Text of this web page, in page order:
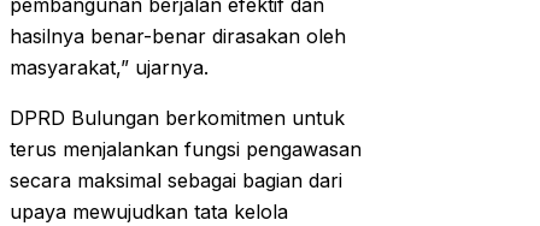
pembangunan berjalan efektif dan
hasilnya benar-benar dirasakan oleh
masyarakat,” ujarnya.
DPRD Bulungan berkomitmen untuk
terus menjalankan fungsi pengawasan
secara maksimal sebagai bagian dari
upaya mewujudkan tata kelola